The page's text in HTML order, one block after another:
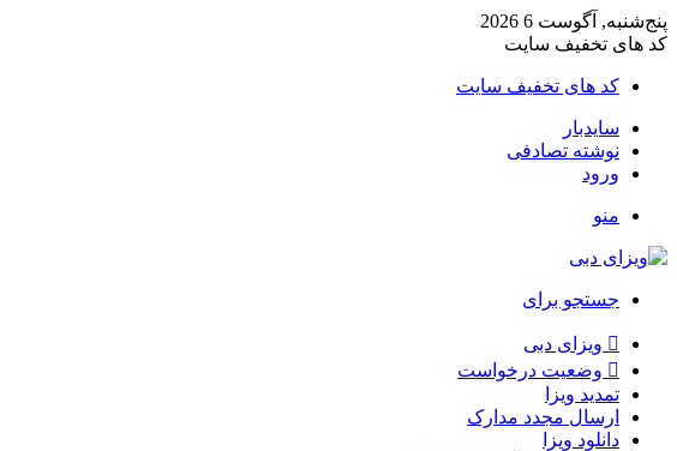
پنج‌شنبه, آگوست 6 2026
کد های تخفیف سایت
کد های تخفیف سایت
سایدبار
نوشته تصادفی
ورود
منو
جستجو برای
ویزای دبی
وضعیت درخواست
تمدید ویزا
ارسال مجدد مدارک
دانلود ویزا